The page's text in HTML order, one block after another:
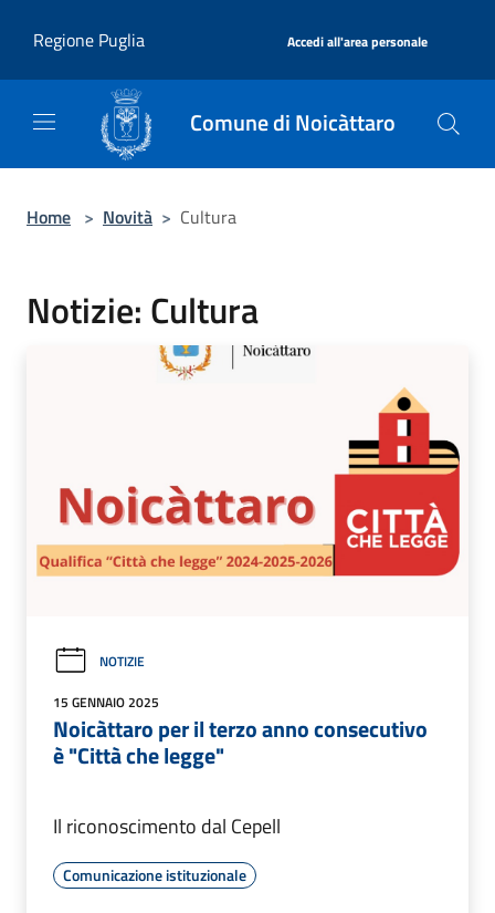
Regione Puglia
Accedi all'area personale
Comune di Noicàttaro
Home > Novità > Cultura
Notizie: Cultura
NOTIZIE
15 GENNAIO 2025
Noicàttaro per il terzo anno consecutivo
è "Città che legge"
Il riconoscimento dal Cepell
Comunicazione istituzionale